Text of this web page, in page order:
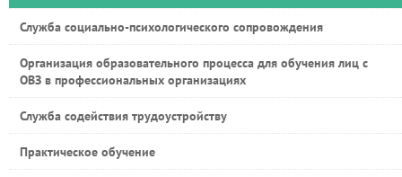
Служба социально-психологического сопровождения
Организация образовательного процесса для обучения лиц с
ОВЗ в профессиональных организациях
Служба содействия трудоустройству
Практическое обучение